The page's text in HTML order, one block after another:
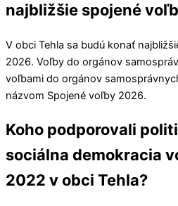
najbližšie spojené
V obci Tehla sa budú konať
2026. Voľby do orgánov
voľbami do orgánov
názvom Spojené voľby 2026.
Koho podporovali
sociálna demokracia
2022 v obci Tehla?